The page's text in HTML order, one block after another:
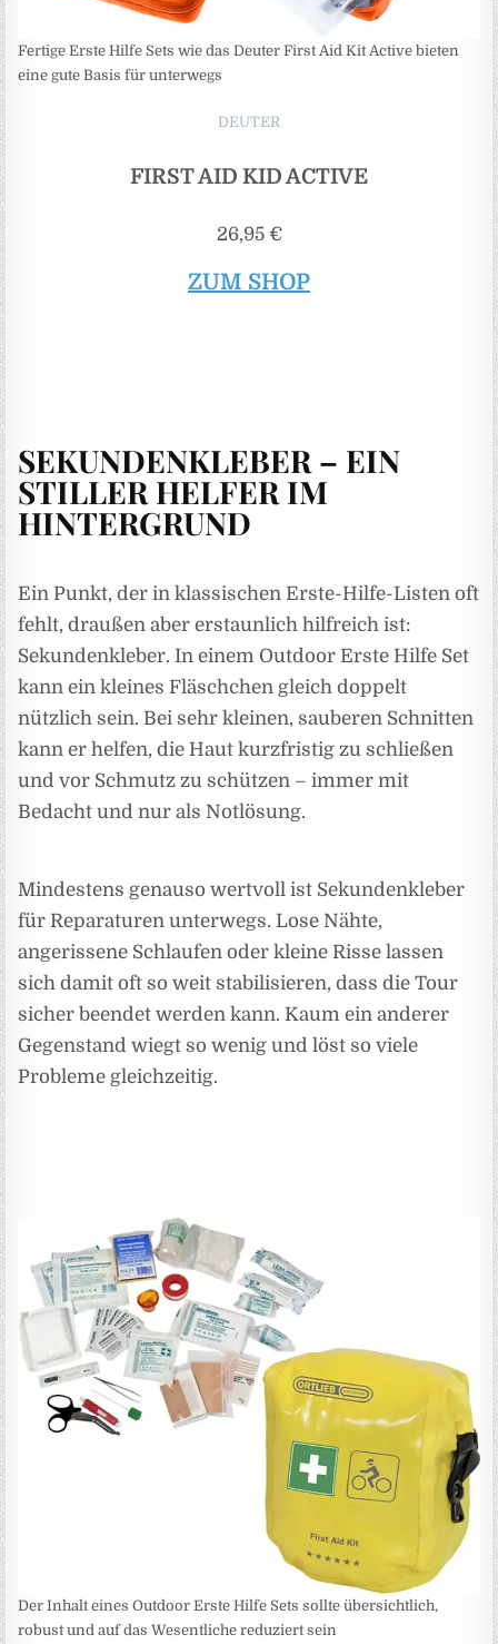
Fertige Erste Hilfe Sets wie das Deuter First Aid Kit Active bieten
eine gute Basis für unterwegs
DEUTER
FIRST AID KID ACTIVE
26,95 €
ZUM SHOP
SEKUNDENKLEBER – EIN
STILLER HELFER IM
HINTERGRUND
Ein Punkt, der in klassischen Erste-Hilfe-Listen oft
fehlt, draußen aber erstaunlich hilfreich ist:
Sekundenkleber. In einem Outdoor Erste Hilfe Set
kann ein kleines Fläschchen gleich doppelt
nützlich sein. Bei sehr kleinen, sauberen Schnitten
kann er helfen, die Haut kurzfristig zu schließen
und vor Schmutz zu schützen – immer mit
Bedacht und nur als Notlösung.
Mindestens genauso wertvoll ist Sekundenkleber
für Reparaturen unterwegs. Lose Nähte,
angerissene Schlaufen oder kleine Risse lassen
sich damit oft so weit stabilisieren, dass die Tour
sicher beendet werden kann. Kaum ein anderer
Gegenstand wiegt so wenig und löst so viele
Probleme gleichzeitig.
Der Inhalt eines Outdoor Erste Hilfe Sets sollte übersichtlich,
robust und auf das Wesentliche reduziert sein